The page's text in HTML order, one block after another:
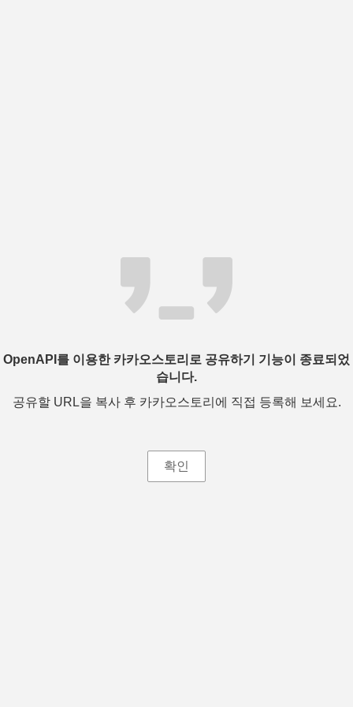
OpenAPI를 이용한 카카오스토리로 공유하기 기능이 종료되었
습니다.
공유할 URL을 복사 후 카카오스토리에 직접 등록해 보세요.
확인